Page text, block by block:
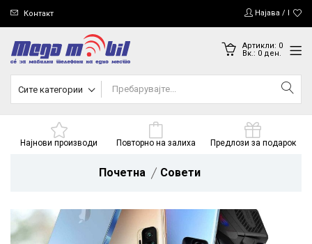
Контакт Најава /
Артикли: 0
Вк.: 0ден.
Сите категории
Најнови производи Повторно на залиха Предлози за подарок
Почетна Совети